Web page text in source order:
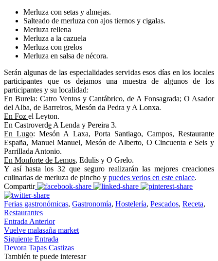
Merluza con setas y almejas.
Salteado de merluza con ajos tiernos y cigalas.
Merluza rellena
Merluza a la cazuela
Merluza con grelos
Merluza en salsa de nécora.
Serán algunas de las especialidades servidas esos días en los locales
participantes que os dejamos una muestra de algunos de los
participantes y su localidad:
En Burela: Catro Ventos y Cantábrico, de A Fonsagrada; O Asador
del Alba, de Barreiros, Mesón da Pedra y A Lonxa.
En Foz el Leyton.
En Castroverde A Lenda y Pereira 3.
En Lugo: Mesón A Laxa, Porta Santiago, Campos, Restaurante
España, Manuel Manuel, Mesón de Alberto, O Cincuenta e Seis y
Parrillada Antonio.
En Monforte de Lemos, Edulis y O Grelo.
Y así hasta los 32 que seguro realizarán las mejores creaciones
culinarias de merluza de pincho y puedes verlos en este enlace.
Compartir
Ferias gastronómicas, Gastronomía, Hostelería, Pescados, Receta,
Restaurantes
Entrada Anterior
Vuelve malasaña market
Siguiente Entrada
Devora Tapas Castizas
También te puede interesar